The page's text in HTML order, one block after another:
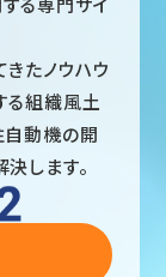
たノウハウ
る組織風土
自動機の開
します。